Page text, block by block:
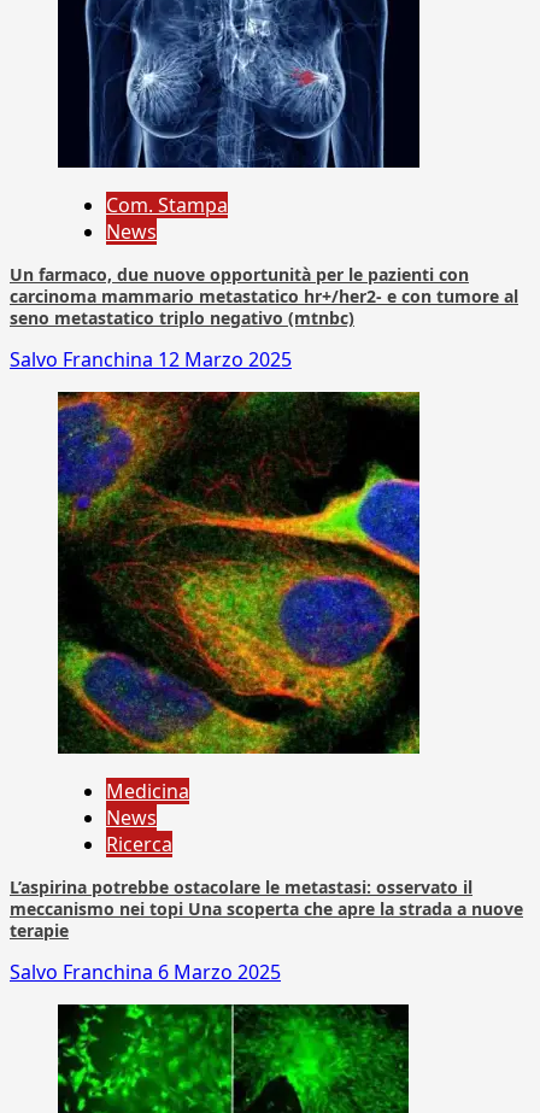
Com. Stampa
News
Un farmaco, due nuove opportunità per le pazienti con
carcinoma mammario metastatico hr+/her2- e con tumore al
seno metastatico triplo negativo (mtnbc)
Salvo Franchina 12 Marzo 2025
Medicina
News
Ricerca
L’aspirina potrebbe ostacolare le metastasi: osservato il
meccanismo nei topi Una scoperta che apre la strada a nuove
terapie
Salvo Franchina 6 Marzo 2025